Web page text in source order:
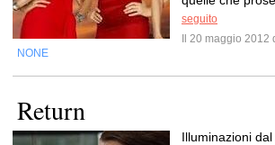
seguito
Il 20 maggio 2012
NONE
Return
Illuminazioni